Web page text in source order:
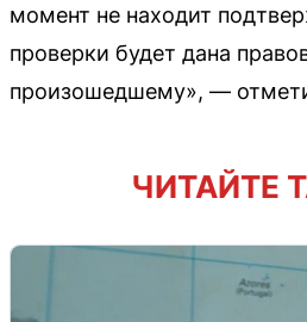
момент не находит
проверки будет дана
произошедшему», —
ЧИТАЙТЕ